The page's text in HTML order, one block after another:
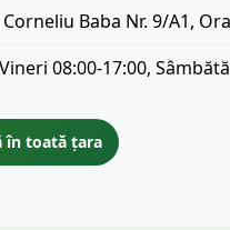
Baba Nr. 9/A1,
08:00-17:00,
în toată țara